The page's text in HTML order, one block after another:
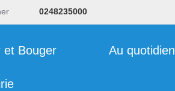
0248235000
et Bouger Au quotidien